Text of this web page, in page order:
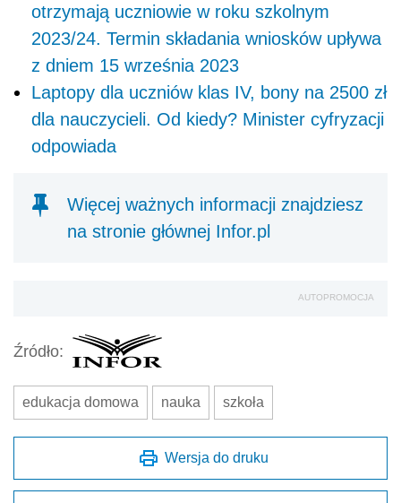
otrzymają uczniowie w roku szkolnym
2023/24. Termin składania wniosków upływa
z dniem 15 września 2023
Laptopy dla uczniów klas IV, bony na 2500 zł
dla nauczycieli. Od kiedy? Minister cyfryzacji
odpowiada
Więcej ważnych informacji znajdziesz
na stronie głównej Infor.pl
AUTOPROMOCJA
Źródło:
edukacja domowa nauka szkoła
Wersja do druku